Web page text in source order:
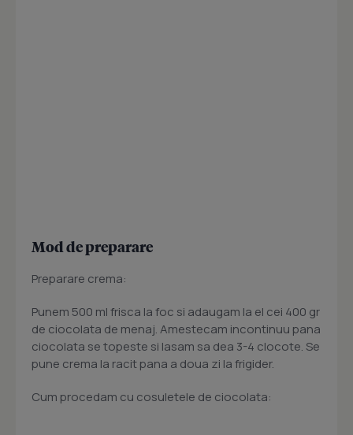
Mod de preparare
Preparare crema:
Punem 500 ml frisca la foc si adaugam la el cei 400 gr
de ciocolata de menaj. Amestecam incontinuu pana
ciocolata se topeste si lasam sa dea 3-4 clocote. Se
pune crema la racit pana a doua zi la frigider.
Cum procedam cu cosuletele de ciocolata: